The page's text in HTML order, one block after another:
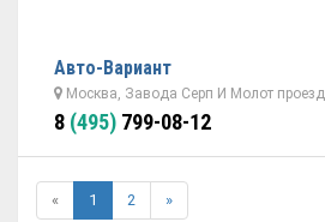
Авто-Вариант
Москва, Завода Серп И Молот
8 (495) 799-08-12
« 1 2 »